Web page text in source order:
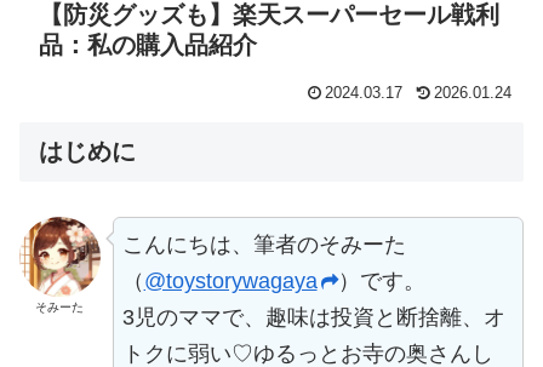
【防災グッズも】楽天スーパーセール戦利
品：私の購入品紹介
2024.03.17 2026.01.24
はじめに
そみーた
こんにちは、筆者のそみーた
（ @toystorywagaya
）です。
3児のママで、趣味は投資と断捨離、オ
トクに弱い♡ゆるっとお寺の奥さんし